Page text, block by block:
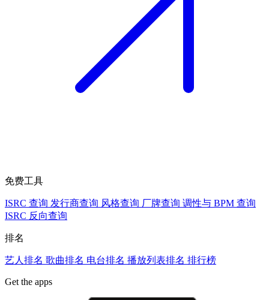
免费工具
ISRC 查询 发行商查询 风格查询 厂牌查询 调性与 BPM 查询
ISRC 反向查询
排名
艺人排名 歌曲排名 电台排名 播放列表排名 排行榜
Get the apps